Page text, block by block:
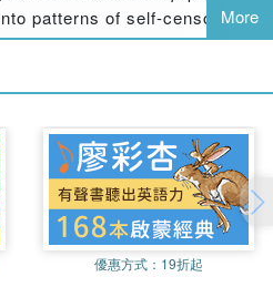
patterns of self-censorship
a variety of factors that
surveillance, legislation,
related stereotypes,
The contributions examine
and self-censorship among
of the world, including
Uganda and Pakistan.
clarity to the notion of
explores the question of
studied empirically.
More
優惠方式： 19折起